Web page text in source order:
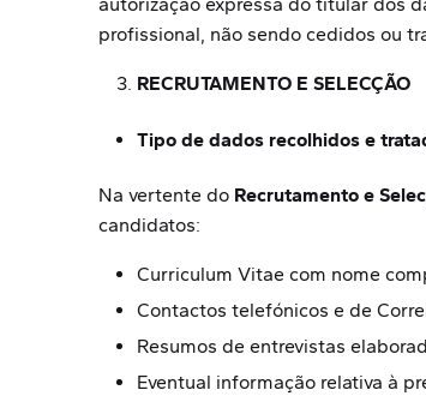
profissional, não sendo cedidos ou
RECRUTAMENTO E SELECÇÃO
Tipo de dados recolhidos e
Na vertente do Recrutamento e
candidatos:
Curriculum Vitae com nome
Contactos telefónicos e de
Resumos de entrevistas
Eventual informação relativa à